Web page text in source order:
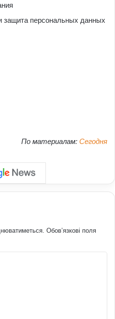
защита персональных данных
По материалам: Сегодня
Обов’язкові поля